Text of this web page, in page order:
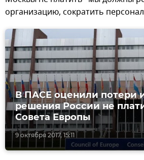
организацию, сократить
9 октября 2017, 15:11
В ПАСЕ оценили потери
решения России не
Совета Европы